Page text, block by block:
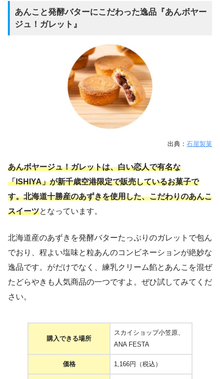
あんこと発酵バターにこだわった逸品『あんボヤー
ジュ！ガレット』
出典： 石屋製菓
あんボヤージュ！ガレットは、白い恋人で有名な
「ISHIYA」が新千歳空港限定で販売しているお菓子で
す。北海道十勝産のあずきを使用した、こだわりのあんこ
スイーツとなっています。
北海道産のあずきを発酵バターたっぷりのガレットで包ん
でおり、程よい塩味と粒あんのコンビネーションが絶妙な
逸品です。がだけでなく、練乳クリーム餡とあんこを混ぜ
たどらやきも人気商品の一つですよ。ぜひ試してみてくだ
さい。
購入できる場所
スカイショップ小笠原、
ANA FESTA
価格 1,166円（税込）